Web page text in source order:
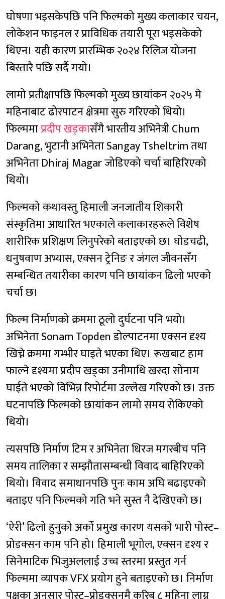
घोषणा भइसकेपछि पनि फिल्मको मुख्य कलाकार चयन,
लोकेशन फाइनल र प्राविधिक तयारी पूरा भइसकेको
थिएन। यही कारण प्रारम्भिक २०२४ रिलिज योजना
बिस्तारै पछि सर्दै गयो।
लामो प्रतीक्षापछि फिल्मको मुख्य छायांकन २०२५ मे
महिनाबाट ढोरपाटन क्षेत्रमा सुरु गरिएको थियो।
फिल्ममाप्रदीप खड्कासँगै भारतीय अभिनेत्री Chum
Darang, भुटानी अभिनेता Sangay Tsheltrim तथा
अभिनेता Dhiraj Magar जोडिएको चर्चा बाहिरिएको
थियो।
फिल्मको कथावस्तु हिमाली जनजातीय शिकारी
संस्कृतिमा आधारित भएकाले कलाकारहरूले विशेष
शारीरिक प्रशिक्षण लिनुपरेको बताइएको छ। घोडचढी,
धनुषवाण अभ्यास, एक्सन ट्रेनिङ र जंगल जीवनसँग
सम्बन्धित तयारीका कारण पनि छायांकन ढिलो भएको
चर्चा छ।
फिल्म निर्माणको क्रममा ठूलो दुर्घटना पनि भयो।
अभिनेता Sonam Topden डोल्पाटनमा एक्सन दृश्य
खिच्ने क्रममा गम्भीर घाइते भएका थिए। रूखबाट हाम
फाल्ने दृश्यमा प्रदीप खड्का उनीमाथि खस्दा सोनाम
घाईते भएको विभिन्न रिपोर्टमा उल्लेख गरिएको छ। उक्त
घटनापछि फिल्मको छायांकन लामो समय रोकिएको
थियो।
त्यसपछि निर्माण टिम र अभिनेता धिरज मगरबीच पनि
समय तालिका र सम्झौतासम्बन्धी विवाद बाहिरिएको
थियो। विवाद समाधानपछि पुनः काम अघि बढाइएको
बताइए पनि फिल्मको गति भने सुस्त नै देखिएको छ।
‘ऐरी’ ढिलो हुनुको अर्को प्रमुख कारण यसको भारी पोस्ट–
प्रोडक्सन काम पनि हो। हिमाली भूगोल, एक्सन दृश्य र
सिनेमाटिक भिजुअललाई उच्च स्तरमा प्रस्तुत गर्न
फिल्ममा व्यापक VFX प्रयोग हुने बताइएको छ। निर्माण